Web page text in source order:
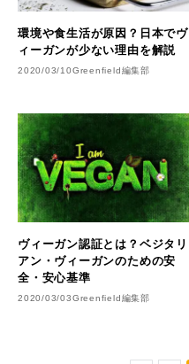
環境や食生活が原因？日本でヴ
ィーガンが少ない理由を解説
2020/03/10Greenfield編集部
ヴィーガン認証とは？ベジタリ
アン・ヴィーガンのための安
全・安心基準
2020/03/03Greenfield編集部